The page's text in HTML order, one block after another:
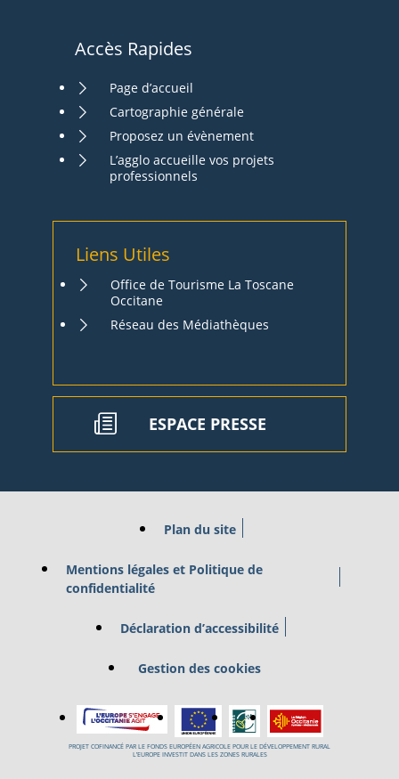
Accès Rapides
Page d’accueil
Cartographie générale
Proposez un évènement
L’agglo accueille vos projets
professionnels
Liens Utiles
Office de Tourisme La Toscane
Occitane
Réseau des Médiathèques
ESPACE PRESSE
Plan du site
Mentions légales et Politique de
confidentialité
Déclaration d’accessibilité
Gestion des cookies
PROJET COFINANCÉ PAR LE FONDS EUROPÉEN AGRICOLE POUR LE DÉVELOPPEMENT RURAL
L’EUROPE INVESTIT DANS LES ZONES RURALES